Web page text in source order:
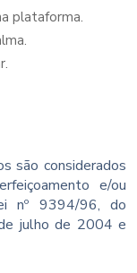
plataforma.
são considerados
e/ou
nº 9394/96, do
julho de 2004 e